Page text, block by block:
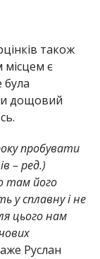
також
є
була
дощовий
пробувати
– ред.)
там його
у сплавну і не
цього нам
Руслан